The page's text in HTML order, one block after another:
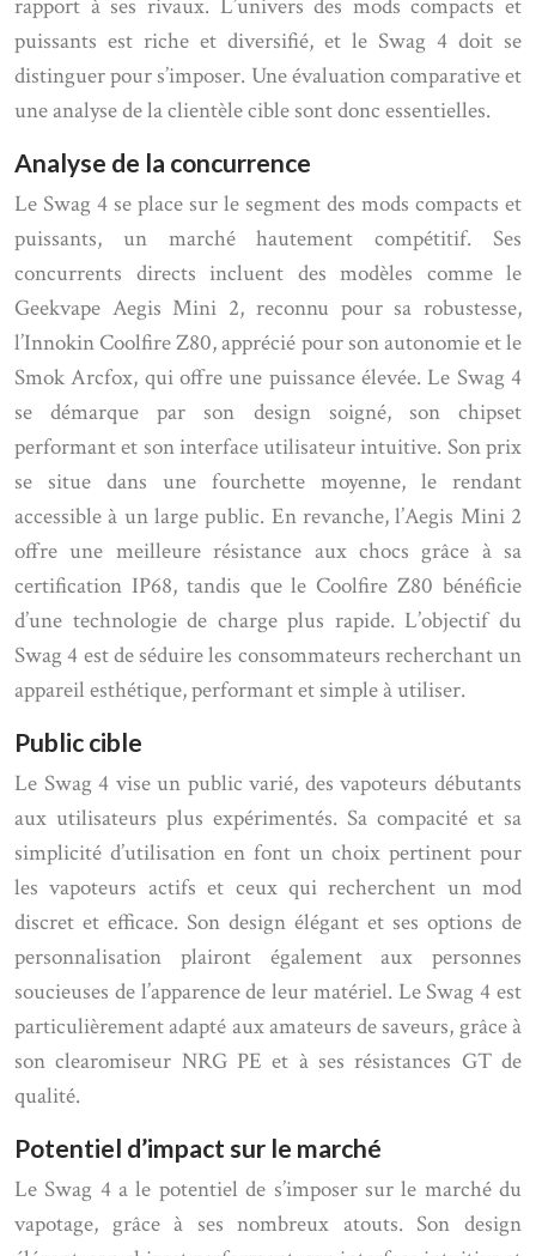
rapport à ses rivaux. L’univers des mods compacts et
puissants est riche et diversifié, et le Swag 4 doit se
distinguer pour s’imposer. Une évaluation comparative et
une analyse de la clientèle cible sont donc essentielles.
Analyse de la concurrence
Le Swag 4 se place sur le segment des mods compacts et
puissants, un marché hautement compétitif. Ses
concurrents directs incluent des modèles comme le
Geekvape Aegis Mini 2, reconnu pour sa robustesse,
l’Innokin Coolfire Z80, apprécié pour son autonomie et le
Smok Arcfox, qui offre une puissance élevée. Le Swag 4
se démarque par son design soigné, son chipset
performant et son interface utilisateur intuitive. Son prix
se situe dans une fourchette moyenne, le rendant
accessible à un large public. En revanche, l’Aegis Mini 2
offre une meilleure résistance aux chocs grâce à sa
certification IP68, tandis que le Coolfire Z80 bénéficie
d’une technologie de charge plus rapide. L’objectif du
Swag 4 est de séduire les consommateurs recherchant un
appareil esthétique, performant et simple à utiliser.
Public cible
Le Swag 4 vise un public varié, des vapoteurs débutants
aux utilisateurs plus expérimentés. Sa compacité et sa
simplicité d’utilisation en font un choix pertinent pour
les vapoteurs actifs et ceux qui recherchent un mod
discret et efficace. Son design élégant et ses options de
personnalisation plairont également aux personnes
soucieuses de l’apparence de leur matériel. Le Swag 4 est
particulièrement adapté aux amateurs de saveurs, grâce à
son clearomiseur NRG PE et à ses résistances GT de
qualité.
Potentiel d’impact sur le marché
Le Swag 4 a le potentiel de s’imposer sur le marché du
vapotage, grâce à ses nombreux atouts. Son design